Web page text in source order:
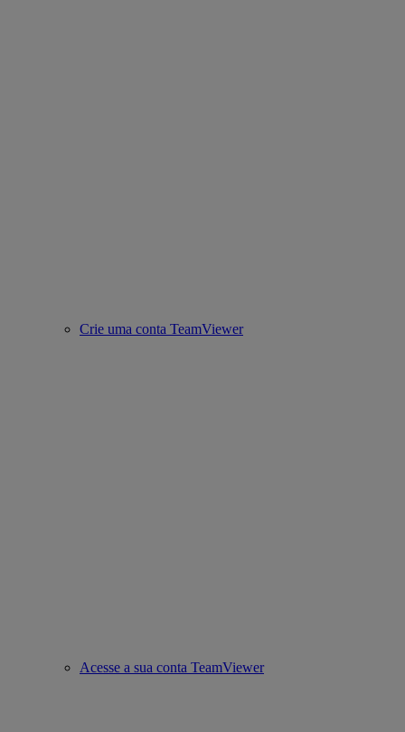
Crie uma conta TeamViewer
Acesse a sua conta TeamViewer